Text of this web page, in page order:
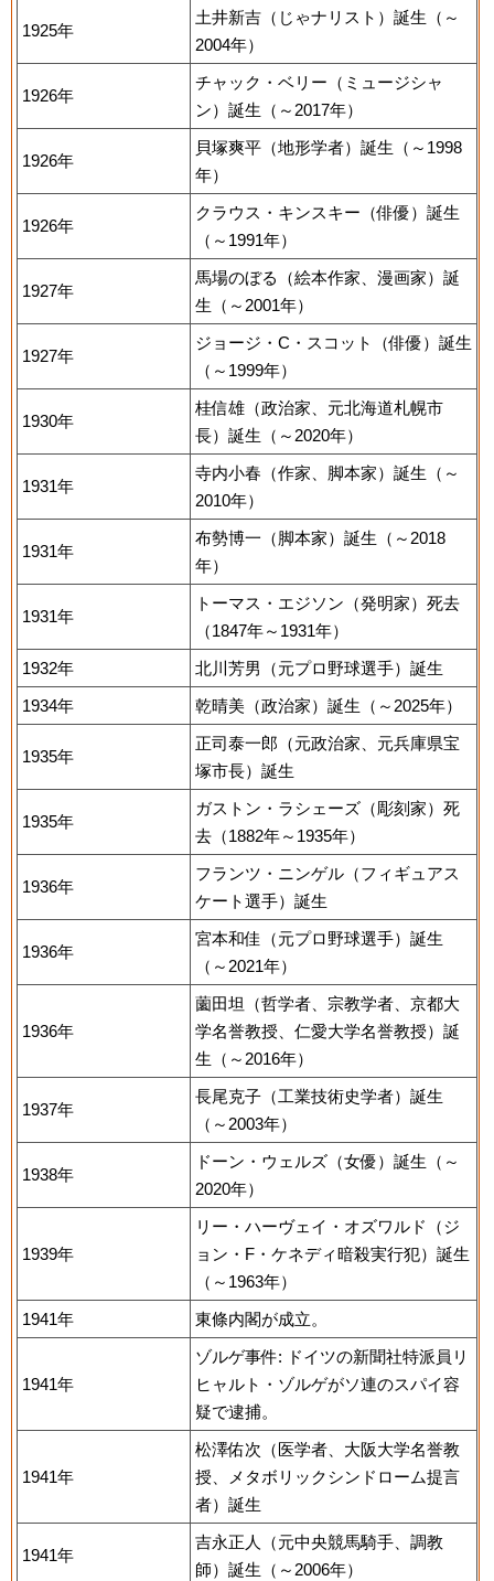
1925年
土井新吉（じゃナリスト）誕生（～
2004年）
1926年
チャック・ベリー（ミュージシャ
ン）誕生（～2017年）
1926年
貝塚爽平（地形学者）誕生（～1998
年）
1926年
クラウス・キンスキー（俳優）誕生
（～1991年）
1927年
馬場のぼる（絵本作家、漫画家）誕
生（～2001年）
1927年
ジョージ・C・スコット（俳優）誕生
（～1999年）
1930年
桂信雄（政治家、元北海道札幌市
長）誕生（～2020年）
1931年
寺内小春（作家、脚本家）誕生（～
2010年）
1931年
布勢博一（脚本家）誕生（～2018
年）
1931年
トーマス・エジソン（発明家）死去
（1847年～1931年）
1932年
北川芳男（元プロ野球選手）誕生
1934年
乾晴美（政治家）誕生（～2025年）
1935年
正司泰一郎（元政治家、元兵庫県宝
塚市長）誕生
1935年
ガストン・ラシェーズ（彫刻家）死
去（1882年～1935年）
1936年
フランツ・ニンゲル（フィギュアス
ケート選手）誕生
1936年
宮本和佳（元プロ野球選手）誕生
（～2021年）
1936年
薗田坦（哲学者、宗教学者、京都大
学名誉教授、仁愛大学名誉教授）誕
生（～2016年）
1937年
長尾克子（工業技術史学者）誕生
（～2003年）
1938年
ドーン・ウェルズ（女優）誕生（～
2020年）
1939年
リー・ハーヴェイ・オズワルド（ジ
ョン・F・ケネディ暗殺実行犯）誕生
（～1963年）
1941年
東條内閣が成立。
1941年
ゾルゲ事件: ドイツの新聞社特派員リ
ヒャルト・ゾルゲがソ連のスパイ容
疑で逮捕。
1941年
松澤佑次（医学者、大阪大学名誉教
授、メタボリックシンドローム提言
者）誕生
1941年
吉永正人（元中央競馬騎手、調教
師）誕生（～2006年）